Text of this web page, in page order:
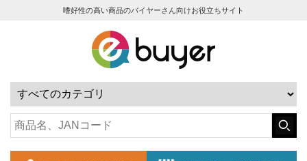
嗜好性の高い商品のバイヤーさん向けお役立ちサイト